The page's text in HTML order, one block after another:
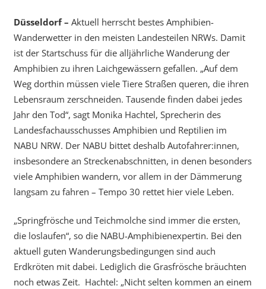
Düsseldorf – Aktuell herrscht bestes Amphibien-
Wanderwetter in den meisten Landesteilen NRWs. Damit
ist der Startschuss für die alljährliche Wanderung der
Amphibien zu ihren Laichgewässern gefallen. „Auf dem
Weg dorthin müssen viele Tiere Straßen queren, die ihren
Lebensraum zerschneiden. Tausende finden dabei jedes
Jahr den Tod“, sagt Monika Hachtel, Sprecherin des
Landesfachausschusses Amphibien und Reptilien im
NABU NRW. Der NABU bittet deshalb Autofahrer:innen,
insbesondere an Streckenabschnitten, in denen besonders
viele Amphibien wandern, vor allem in der Dämmerung
langsam zu fahren – Tempo 30 rettet hier viele Leben.
„Springfrösche und Teichmolche sind immer die ersten,
die loslaufen“, so die NABU-Amphibienexpertin. Bei den
aktuell guten Wanderungsbedingungen sind auch
Erdkröten mit dabei. Lediglich die Grasfrösche bräuchten
noch etwas Zeit. Hachtel: „Nicht selten kommen an einem